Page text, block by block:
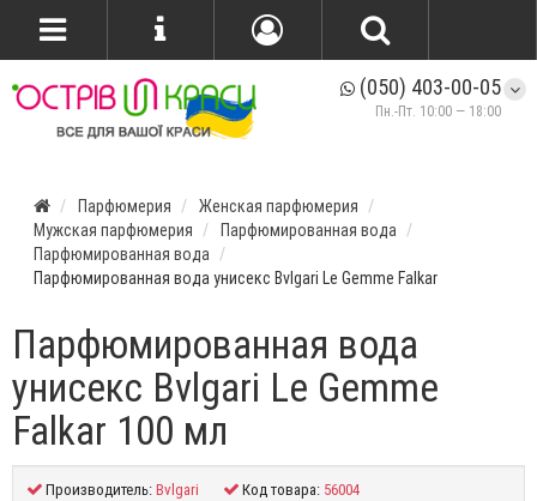
(050) 403-00-05
Пн.-Пт. 10:00 — 18:00
Парфюмерия
Женская парфюмерия
Мужская парфюмерия
Парфюмированная вода
Парфюмированная вода
Парфюмированная вода унисекс Bvlgari Le Gemme Falkar
Парфюмированная вода
унисекс Bvlgari Le Gemme
Falkar 100 мл
Производитель:Bvlgari Код товара: 56004